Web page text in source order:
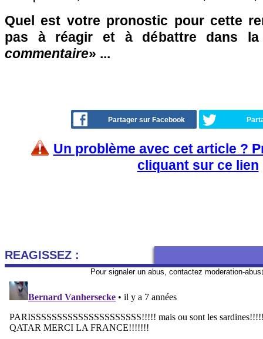
Quel est votre pronostic pour cette
pas à réagir et à débattre dans
commentaire» ...
Partager sur Facebook
Un problème avec cet article ?
cliquant sur ce lien
REAGISSEZ :
Pour signaler un abus, contactez moderation-